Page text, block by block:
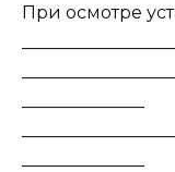
При осмотре